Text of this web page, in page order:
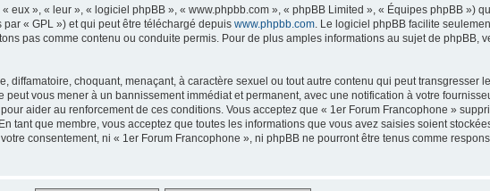
eux », « leur », « logiciel phpBB », « www.phpbb.com », « phpBB Limited », « Équipes phpBB »)
« GPL ») et qui peut être téléchargé depuis www.phpbb.com. Le logiciel phpBB facilite
pas comme contenu ou conduite permis. Pour de plus amples informations au sujet de phpBB,
diffamatoire, choquant, menaçant, à caractère sexuel ou tout autre contenu qui peut transgresser
vous mener à un bannissement immédiat et permanent, avec une notification à votre
aider au renforcement de ces conditions. Vous acceptez que « 1er Forum Francophone »
tant que membre, vous acceptez que toutes les informations que vous avez saisies soient
consentement, ni « 1er Forum Francophone », ni phpBB ne pourront être tenus comme